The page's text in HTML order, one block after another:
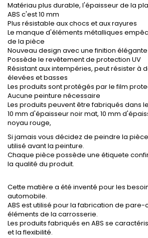
Matériau plus durable, l'épaisseur de la
ABS c'est 10 mm
Plus résistable aux chocs et aux rayures
Le manque d'éléments métalliques
de la pièce
Nouveau design avec une finition élégante
Possède le revêtement de protection UV
Résistant aux intempéries, peut résister à
élevées et basses
Les produits sont protégés par le film
Aucune peinture nécessaire
Les produits peuvent être fabriqués dans
10 mm d'épaisseur noir mat, 10 mm
noyau rouge,
Si jamais vous décidez de peindre la
utilisé avant la peinture.
Chaque pièce possède une étiquete
la qualité du produit.
Cette matière a été inventé pour les
automobile.
ABS est utilisé pour la fabrication de
éléments de la carrosserie.
Les produits fabriqués en ABS se
et la flexibilité.